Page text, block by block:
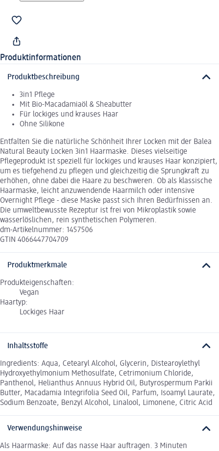
Produktinformationen
Produktbeschreibung
3in1 Pflege
Mit Bio-Macadamiaöl & Sheabutter
Für lockiges und krauses Haar
Ohne Silikone
Entfalten Sie die natürliche Schönheit Ihrer Locken mit der Balea
Natural Beauty Locken 3in1 Haarmaske. Dieses vielseitige
Pflegeprodukt ist speziell für lockiges und krauses Haar konzipiert,
um es tiefgehend zu pflegen und gleichzeitig die Sprungkraft zu
erhöhen, ohne dabei die Haare zu beschweren. Ob als klassische
Haarmaske, leicht anzuwendende Haarmilch oder intensive
Overnight Pflege - diese Maske passt sich Ihren Bedürfnissen an.
Die umweltbewusste Rezeptur ist frei von Mikroplastik sowie
wasserlöslichen, rein synthetischen Polymeren.
dm-Artikelnummer: 1457506
GTIN 4066447704709
Produktmerkmale
Produkteigenschaften:
Vegan
Haartyp:
Lockiges Haar
Inhaltsstoffe
Ingredients: Aqua, Cetearyl Alcohol, Glycerin, Distearoylethyl
Hydroxyethylmonium Methosulfate, Cetrimonium Chloride,
Panthenol, Helianthus Annuus Hybrid Oil, Butyrospermum Parkii
Butter, Macadamia Integrifolia Seed Oil, Parfum, Isoamyl Laurate,
Sodium Benzoate, Benzyl Alcohol, Linalool, Limonene, Citric Acid
Verwendungshinweise
Als Haarmaske: Auf das nasse Haar auftragen. 3 Minuten